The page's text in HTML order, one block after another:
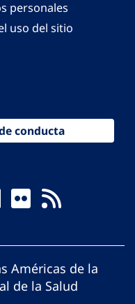
personales
uso del sitio
conducta
Américas de la
de la Salud